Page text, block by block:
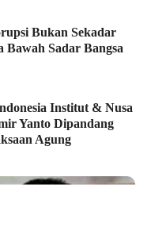
Bukan Sekadar
Sadar Bangsa
Institut & Nusa
Yanto Dipandang
Agung